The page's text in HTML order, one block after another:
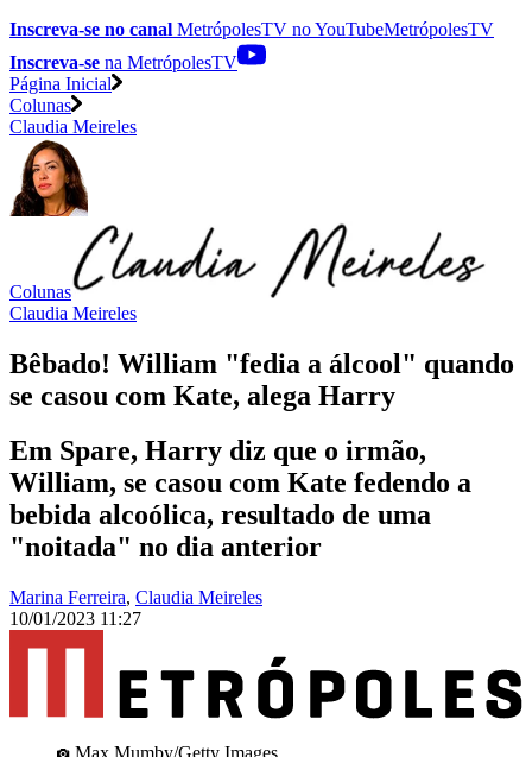
Inscreva-se no canal MetrópolesTV noYouTubeMetrópolesTV
Inscreva-se na MetrópolesTV
Página Inicial
Colunas
Claudia Meireles
Colunas
Claudia Meireles
Bêbado! William "fedia a álcool" quando
se casou com Kate, alega Harry
Em Spare, Harry diz que o irmão,
William, se casou com Kate fedendo a
bebida alcoólica, resultado de uma
"noitada" no dia anterior
Marina Ferreira, Claudia Meireles
10/01/2023 11:27
Max Mumby/Getty Images